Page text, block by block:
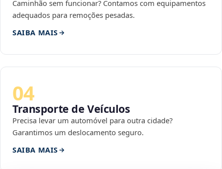
Caminhão sem funcionar? Contamos com equipamentos
adequados para remoções pesadas.
SAIBA MAIS
04
Transporte de Veículos
Precisa levar um automóvel para outra cidade?
Garantimos um deslocamento seguro.
SAIBA MAIS